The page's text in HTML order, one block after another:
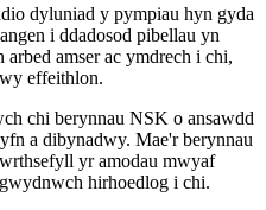
dyluniad y pympiau hyn gyda
i ddadosod pibellau yn
amser ac ymdrech i chi,
effeithlon.
chi berynnau NSK o ansawdd
a dibynadwy. Mae'r berynnau
yr amodau mwyaf
hirhoedlog i chi.